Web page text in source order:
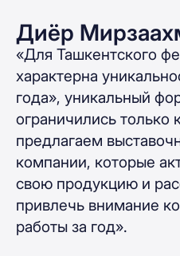
Диёр
«Для Ташкентского
характерна
года», уникальный
ограничились только
предлагаем
компании, которые
свою продукцию и
привлечь внимание
работы за год».